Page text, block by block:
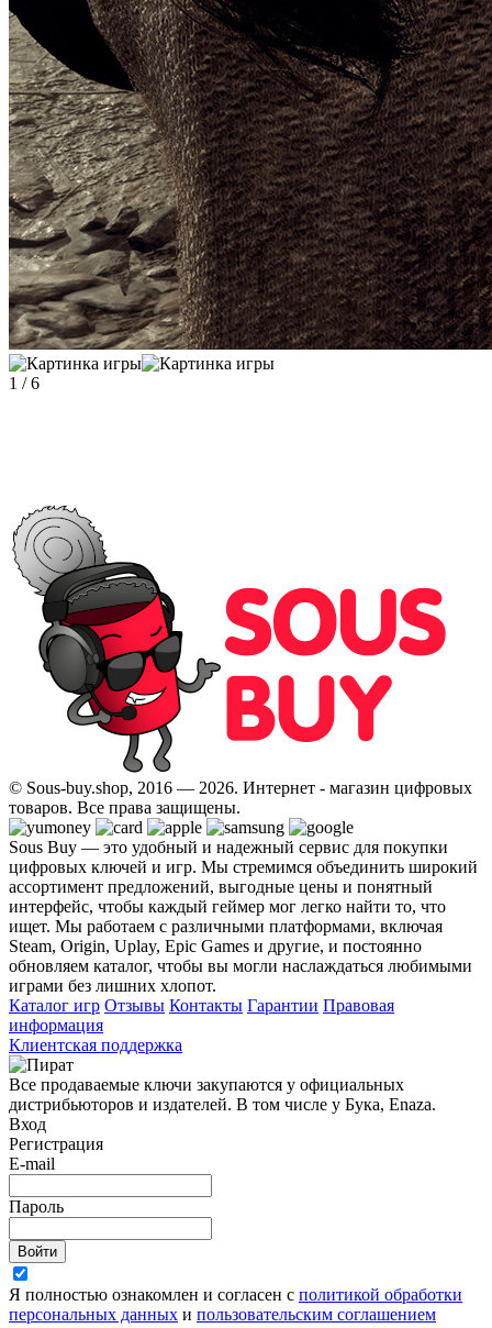
1 /6
© Sous-buy.shop, 2016 — 2026. Интернет - магазин цифровых
товаров. Все права защищены.
Sous Buy — это удобный и надежный сервис для покупки
цифровых ключей и игр. Мы стремимся объединить широкий
ассортимент предложений, выгодные цены и понятный
интерфейс, чтобы каждый геймер мог легко найти то, что
ищет. Мы работаем с различными платформами, включая
Steam, Origin, Uplay, Epic Games и другие, и постоянно
обновляем каталог, чтобы вы могли наслаждаться любимыми
играми без лишних хлопот.
Каталог игр Отзывы Контакты Гарантии Правовая
информация
Клиентская поддержка
Все продаваемые ключи закупаются у официальных
дистрибьюторов и издателей. В том числе у Бука, Enaza.
Вход
Регистрация
E-mail
Пароль
Войти
Я полностью ознакомлен и согласен с политикой обработки
персональных данных и пользовательским соглашением